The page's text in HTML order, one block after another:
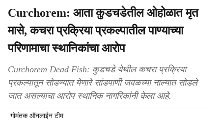
Curchorem: आता कुडचडेतील ओहोळात मृत
मासे, कचरा प्रक्रिया प्रकल्पातील पाण्याच्या
परिणामाचा स्थानिकांचा आरोप
Curchorem Dead Fish: कुडचडे येथील कचरा प्रक्रिया
प्रकल्पातून सोडण्यात येणारे सांडपाणी जवळच्या नाल्यात सोडले
जात असल्याचा आरोप स्थानिक नागरिकांनी केला आहे.
गोमंतक ऑनलाईन टीम